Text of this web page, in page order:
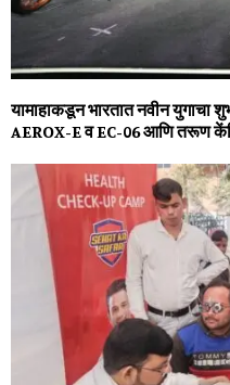
यामाहाकडून भारतात नवीन युगाचा
AEROX-E व EC-06 आणि तरूण